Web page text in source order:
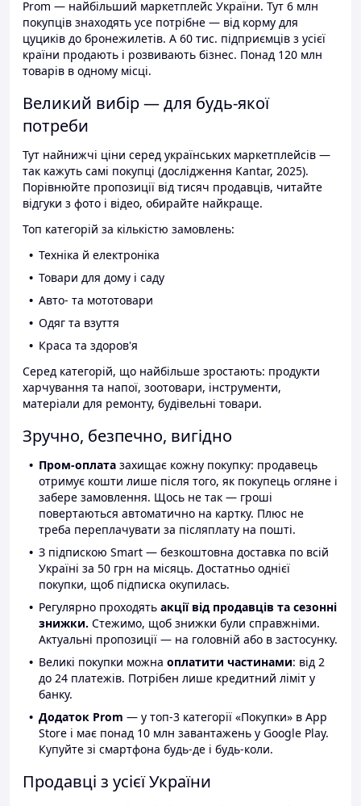
Prom — найбільший маркетплейс України. Тут 6 млн
покупців знаходять усе потрібне — від корму для
цуциків до бронежилетів. А 60 тис. підприємців з усієї
країни продають і розвивають бізнес. Понад 120 млн
товарів в одному місці.
Великий вибір — для будь-якої
потреби
Тут найнижчі ціни серед українських маркетплейсів —
так кажуть самі покупці (дослідження Kantar, 2025).
Порівнюйте пропозиції від тисяч продавців, читайте
відгуки з фото і відео, обирайте найкраще.
Топ категорій за кількістю замовлень:
Техніка й електроніка
Товари для дому і саду
Авто- та мототовари
Одяг та взуття
Краса та здоров'я
Серед категорій, що найбільше зростають: продукти
харчування та напої, зоотовари, інструменти,
матеріали для ремонту, будівельні товари.
Зручно, безпечно, вигідно
Пром-оплата захищає кожну покупку: продавець
отримує кошти лише після того, як покупець огляне і
забере замовлення. Щось не так — гроші
повертаються автоматично на картку. Плюс не
треба переплачувати за післяплату на пошті.
З підпискою Smart — безкоштовна доставка по всій
Україні за 50 грн на місяць. Достатньо однієї
покупки, щоб підписка окупилась.
Регулярно проходять акції від продавців та сезонні
знижки. Стежимо, щоб знижки були справжніми.
Актуальні пропозиції — на головній або в застосунку.
Великі покупки можна оплатити частинами: від 2
до 24 платежів. Потрібен лише кредитний ліміт у
банку.
Додаток Prom — у топ-3 категорії «Покупки» в App
Store і має понад 10 млн завантажень у Google Play.
Купуйте зі смартфона будь-де і будь-коли.
Продавці з усієї України